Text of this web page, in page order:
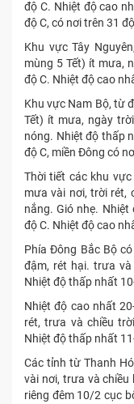
độ C. Nhiệt độ cao
độ C, có nơi trên 31
Khu vực Tây
mùng 5 Tết) ít mưa,
độ C. Nhiệt độ cao
Khu vực Nam Bộ, từ
Tết) ít mưa, ngày
nóng. Nhiệt độ thấp
độ C, miền Đông có
Thời tiết các khu
mưa vài nơi, trời rét,
nắng. Gió nhẹ.
độ C. Nhiệt độ cao
Phía Đông Bắc Bộ
đậm, rét hại. trưa
Nhiệt độ thấp nhất
Nhiệt độ cao nhất
rét, trưa và chiều
Nhiệt độ thấp nhất
Các tỉnh từ Thanh
vài nơi, trưa và
riêng đêm 10/2 cục